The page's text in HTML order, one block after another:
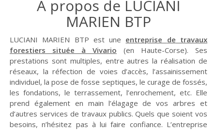
À propos de LUCIANI
MARIEN BTP
LUCIANI MARIEN BTP est une entreprise de travaux
forestiers située à Vivario (en Haute-Corse). Ses
prestations sont multiples, entre autres la réalisation de
réseaux, la réfection de voies d’accès, l’assainissement
individuel, la pose de fosse septiques, le curage de fossés,
les fondations, le terrassement, l’enrochement, etc. Elle
prend également en main l’élagage de vos arbres et
d’autres services de travaux publics. Quels que soient vos
besoins, n’hésitez pas à lui faire confiance. L’entreprise